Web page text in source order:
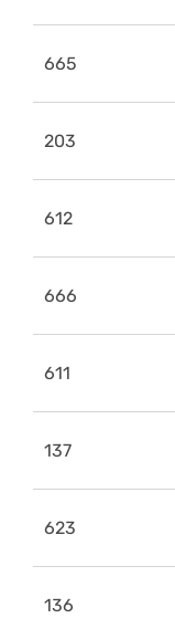
665
203
612
666
611
137
623
136